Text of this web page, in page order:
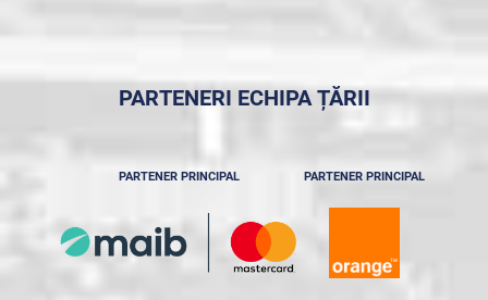
PARTENERI ECHIPA ȚĂRII
PARTENER PRINCIPAL PARTENER PRINCIPAL